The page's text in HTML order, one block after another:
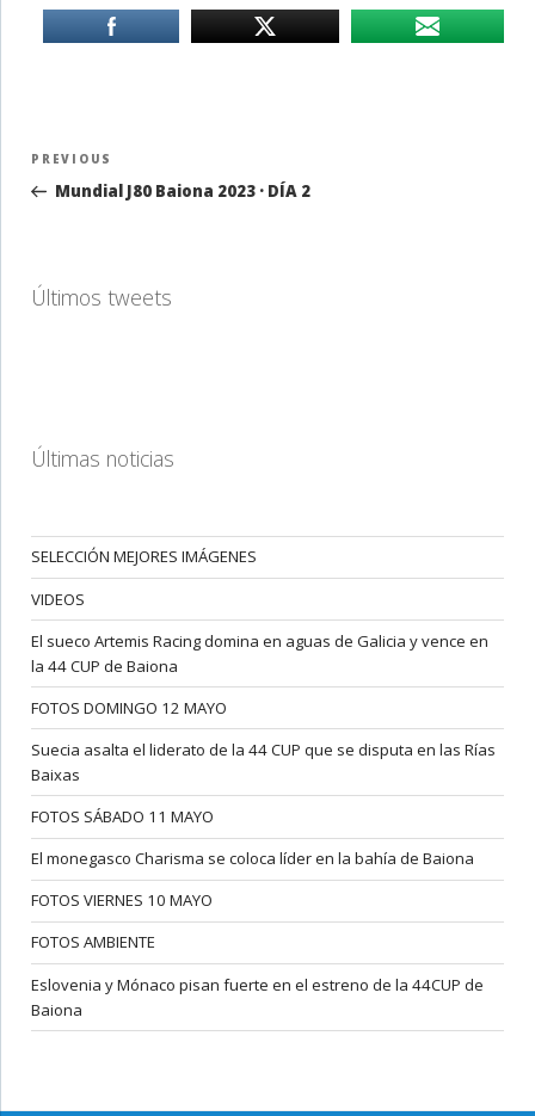
Navegación
entradas
Previous
Post
PREVIOUS
Mundial J80 Baiona 2023 · DÍA 2
Últimos tweets
Últimas noticias
SELECCIÓN MEJORES IMÁGENES
VIDEOS
El sueco Artemis Racing domina en aguas de Galicia y vence en
la 44 CUP de Baiona
FOTOS DOMINGO 12 MAYO
Suecia asalta el liderato de la 44 CUP que se disputa en las Rías
Baixas
FOTOS SÁBADO 11 MAYO
El monegasco Charisma se coloca líder en la bahía de Baiona
FOTOS VIERNES 10 MAYO
FOTOS AMBIENTE
Eslovenia y Mónaco pisan fuerte en el estreno de la 44CUP de
Baiona